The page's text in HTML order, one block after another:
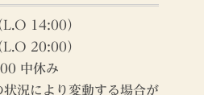
14:00）
20:00）
中休み
況により変動する場合が